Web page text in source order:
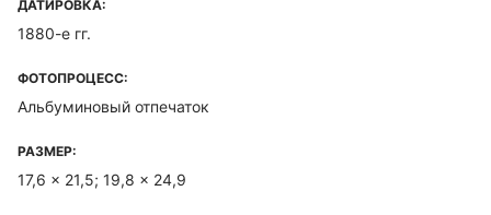
ДАТИРОВКА:
1880-е гг.
ФОТОПРОЦЕСС:
Альбуминовый отпечаток
РАЗМЕР:
17,6 x 21,5; 19,8 x 24,9